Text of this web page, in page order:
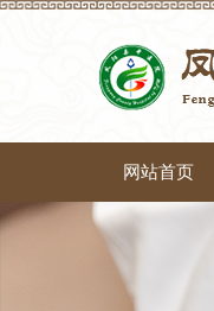
网站首页